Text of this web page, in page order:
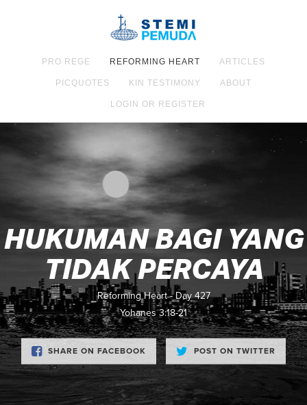
PRO REGE REFORMING HEART ARTICLES
PICQUOTES KIN TESTIMONY ABOUT
LOGIN OR REGISTER
HUKUMAN BAGI YANG
TIDAK PERCAYA
Reforming Heart - Day 427
Yohanes 3:18-21
SHARE ON FACEBOOK POST ON TWITTER